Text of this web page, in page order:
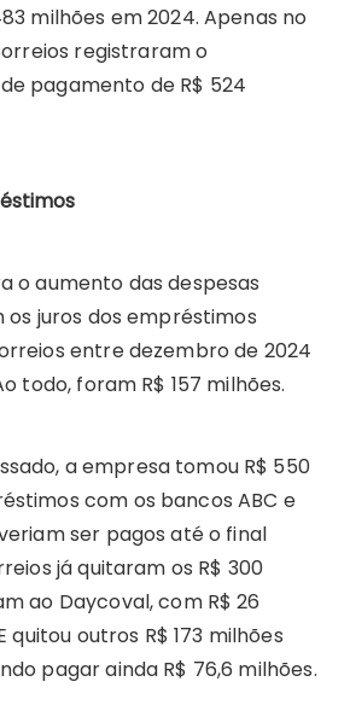
milhões em 2024. Apenas no
registraram o
pagamento de R$ 524
o aumento das despesas
juros dos empréstimos
entre dezembro de 2024
todo, foram R$ 157 milhões.
a empresa tomou R$ 550
com os bancos ABC e
ser pagos até o final
já quitaram os R$ 300
ao Daycoval, com R$ 26
quitou outros R$ 173 milhões
pagar ainda R$ 76,6 milhões.